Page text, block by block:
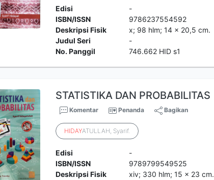
Edisi
-
ISBN/ISSN
9786237554592
Deskripsi Fisik
x; 98 hlm; 14 x 20,5 cm.
Judul Seri
-
No. Panggil
746.662 HID s1
STATISTIKA DAN PROBABILITAS
Komentar Penanda Bagikan
HIDAYATULLAH, Syarif.
Edisi
-
ISBN/ISSN
9789799549525
Deskripsi Fisik
xiv; 330 hlm; 15 x 23 cm.